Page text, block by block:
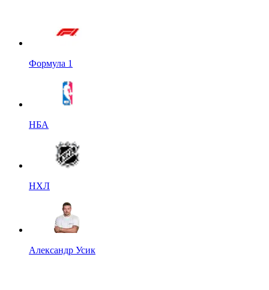
Формула 1
НБА
НХЛ
Александр Усик